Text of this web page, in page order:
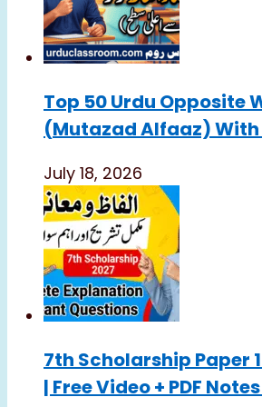
Top 50 Urdu Opposite
(Mutazad Alfaaz)
July 18, 2026
7th Scholarship Paper
| Free Video + PDF